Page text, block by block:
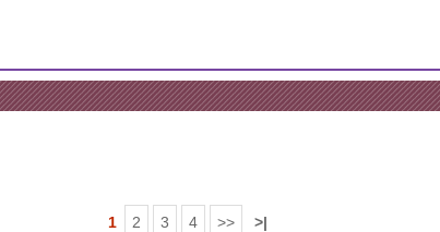
1 2 3 4 >> >|